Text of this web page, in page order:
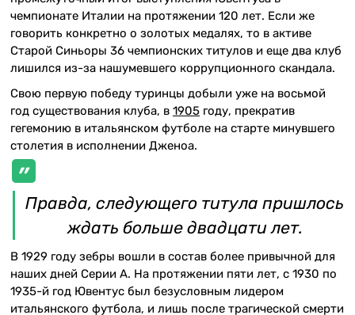
чемпионате Италии на протяжении 120 лет. Если же
говорить конкретно о золотых медалях, то в активе
Старой Синьоры 36 чемпионских титулов и еще два клуб
лишился из-за нашумевшего коррупционного скандала.
Свою первую победу туринцы добыли уже на восьмой
год существования клуба, в 1905 году, прекратив
гегемонию в итальянском футболе на старте минувшего
столетия в исполнении Дженоа.
Правда, следующего титула пришлось
ждать больше двадцати лет.
В 1929 году зебры вошли в состав более привычной для
наших дней Серии А. На протяжении пяти лет, с 1930 по
1935-й год Ювентус был безусловным лидером
итальянского футбола, и лишь после трагической смерти